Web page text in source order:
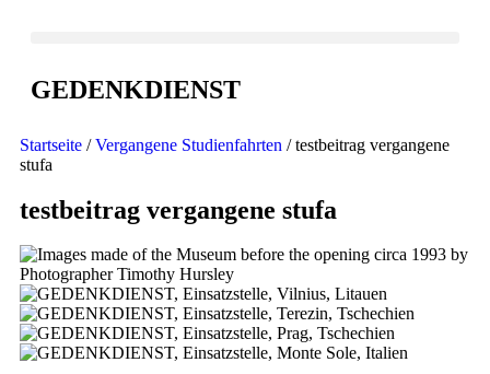
GEDENKDIENST
Startseite /Vergangene Studienfahrten / testbeitrag vergangene
stufa
testbeitrag vergangene stufa